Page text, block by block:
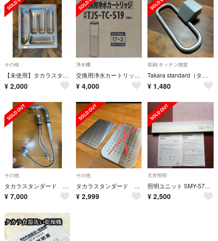
その他
【未使用】タカラスタンダード製 カトラリートレイ W38×D43×H5cm キッ
¥ 2,000
浄水機
交換用浄水カートリッジ タカラスタンダード
¥ 4,000
収納/キッチン雑貨
Takara standard（タカラスタンダード） レール引手用タオルハンガー
¥ 1,480
その他
タカラスタンダード KM8207ZTETK シャワー水栓
¥ 7,000
その他
タカラスタンダード ミドルプレート穴あき
¥ 2,999
天井照明
照明ユニット SMY-57LED
¥ 2,500